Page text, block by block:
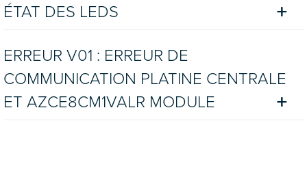
ÉTAT DES LEDS
ERREUR V01 : ERREUR DE
COMMUNICATION PLATINE CENTRALE
ET AZCE8CM1VALR MODULE